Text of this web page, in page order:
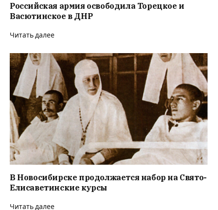
Российская армия освободила Торецкое и
Васютинское в ДНР
Читать далее
В Новосибирске продолжается набор на Свято-
Елисаветинские курсы
Читать далее